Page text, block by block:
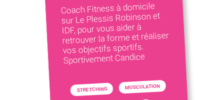
Coach Fitness à domicile
sur Le Plessis Robinson et
IDF, pour vous aider à
retrouver la forme et réaliser
vos objectifs sportifs.
Sportivement Candice
STRETCHING MUSCULATION